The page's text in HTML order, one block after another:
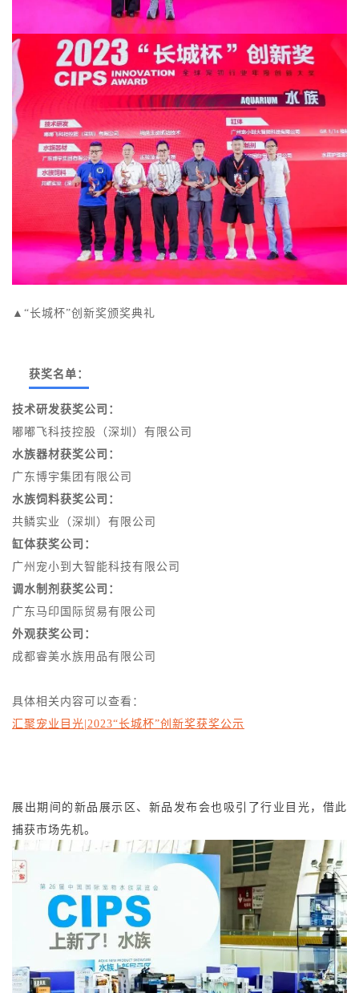
▲“长城杯”创新奖颁奖典礼
获奖名单：
技术研发获奖公司：
嘟嘟飞科技控股（深圳）有限公司
水族器材获奖公司：
广东博宇集团有限公司
水族饲料获奖公司：
共鳞实业（深圳）有限公司
缸体获奖公司：
广州宠小到大智能科技有限公司
调水制剂获奖公司：
广东马印国际贸易有限公司
外观获奖公司：
成都睿美水族用品有限公司
具体相关内容可以查看：
汇聚宠业目光|2023“长城杯”创新奖获奖公示
展出期间的新品展示区、新品发布会也吸引了行业目光，借此
捕获市场先机。